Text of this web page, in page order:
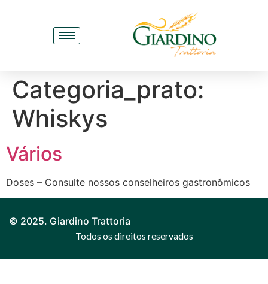
Categoria_prato:
Whiskys
Vários
Doses – Consulte nossos conselheiros gastronômicos
© 2025. Giardino Trattoria
Todos os direitos reservados